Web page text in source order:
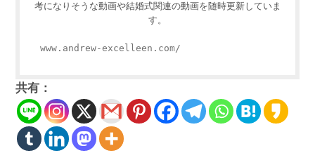
考になりそうな動画や結婚式関連の動画を随時更新していま
す。
www.andrew-excelleen.com/
共有：